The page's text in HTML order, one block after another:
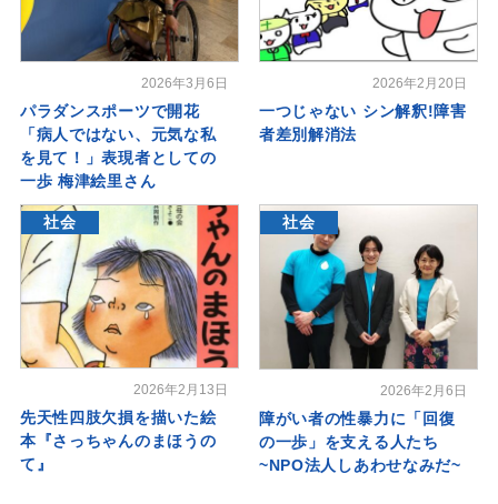
2026年3月6日
パラダンスポーツで開花
「病人ではない、元気な私
を見て！」表現者としての
一歩 梅津絵里さん
2026年2月20日
一つじゃない シン解釈!障害
者差別解消法
社会
2026年2月13日
先天性四肢欠損を描いた絵
本『さっちゃんのまほうの
て』
社会
2026年2月6日
障がい者の性暴力に「回復
の一歩」を支える人たち
~NPO法人しあわせなみだ~